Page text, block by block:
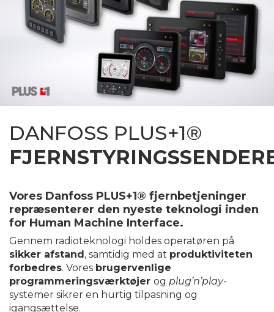
DANFOSS PLUS+1®
Vores Danfoss PLUS+1® fjernbetjeninger
repræsenterer den nyeste teknologi inden
for Human Machine Interface.
Gennem radioteknologi holdes operatøren på
sikker afstand, samtidig med at produktiviteten
forbedres. Vores brugervenlige
programmeringsværktøjer og plug’n’play-
systemer sikrer en hurtig tilpasning og
igangsættelse.